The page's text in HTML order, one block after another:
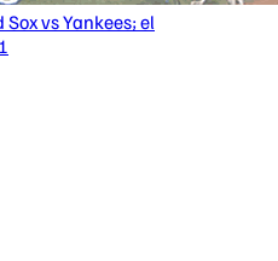
vs Yankees; el